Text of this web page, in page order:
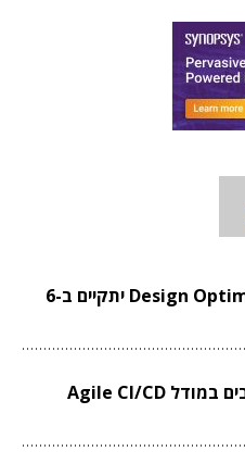
וובינר סינופסיס ל-Design Optimization יתקיים ב-6
וובינר סינופסיס לתכנון שבבים במודל Agile CI/CD